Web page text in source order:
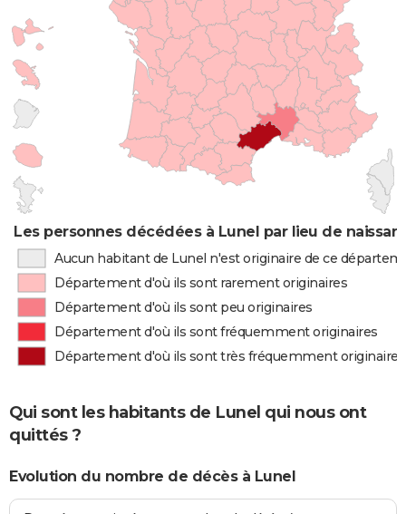
Les personnes décédées à Lunel par lieu de
Aucun habitant de Lunel n'est originaire de ce
Département d'où ils sont rarement originaires
Département d'où ils sont peu originaires
Département d'où ils sont fréquemment originaires
Département d'où ils sont très fréquemment originaires
Qui sont les habitants de Lunel qui nous ont
quittés ?
Evolution du nombre de décès à Lunel